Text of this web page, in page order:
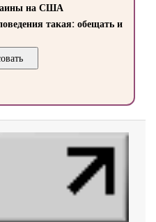
на США
такая: обещать и